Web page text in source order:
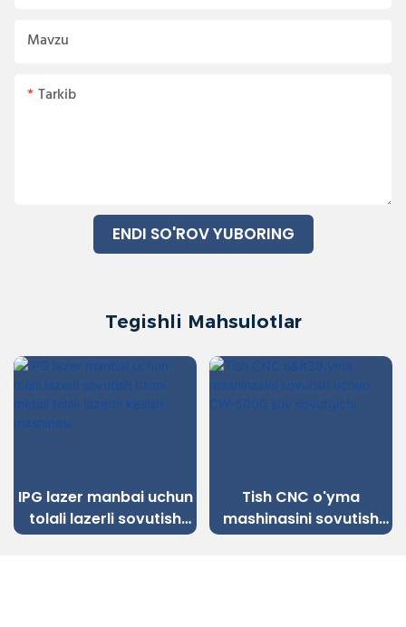
Mavzu
Tarkib
ENDI SO'ROV YUBORING
Tegishli Mahsulotlar
IPG lazer manbai uchun
tolali lazerli sovutish
tizimi metall tolali
Tish CNC o'yma
mashinasini sovutish
uchun CW-5000 suv